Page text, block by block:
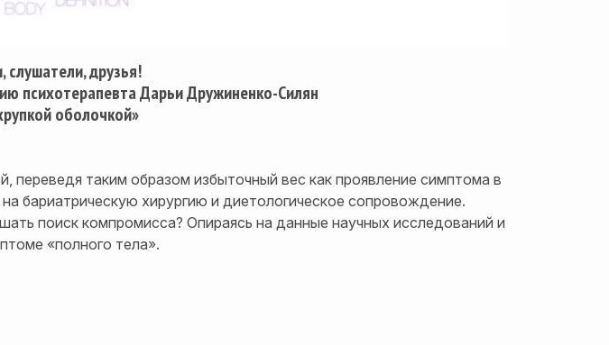
друзья!
психотерапевта Дарьи Дружиненко-Силян
оболочкой»
таким образом избыточный вес как проявление симптома в
бариатрическую хирургию и диетологическое сопровождение.
поиск компромисса? Опираясь на данные научных исследований и
«полного тела».